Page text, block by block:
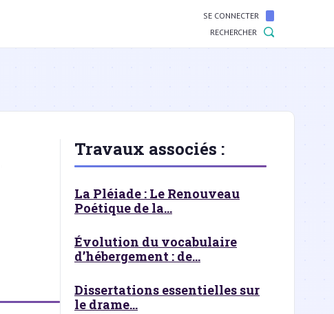
SE CONNECTER
RECHERCHER
Travaux associés :
La Pléiade : Le Renouveau
Poétique de la...
Évolution du vocabulaire
d’hébergement : de...
Dissertations essentielles sur
le drame...